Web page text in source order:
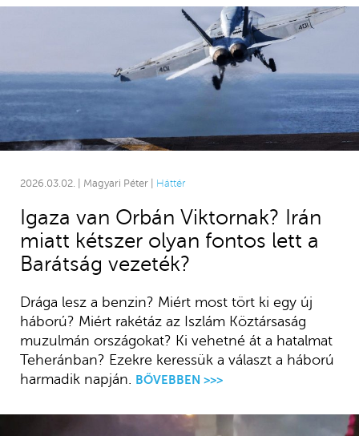
2026.03.02. | Magyari Péter | Háttér
Igaza van Orbán Viktornak? Irán
miatt kétszer olyan fontos lett a
Barátság vezeték?
Drága lesz a benzin? Miért most tört ki egy új
háború? Miért rakétáz az Iszlám Köztársaság
muzulmán országokat? Ki vehetné át a hatalmat
Teheránban? Ezekre keressük a választ a háború
harmadik napján. BŐVEBBEN >>>